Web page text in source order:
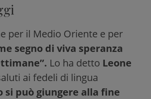
per il Medio Oriente e per
segno di viva speranza
Lo ha detto Leone
ai fedeli di lingua
può giungere alla fine